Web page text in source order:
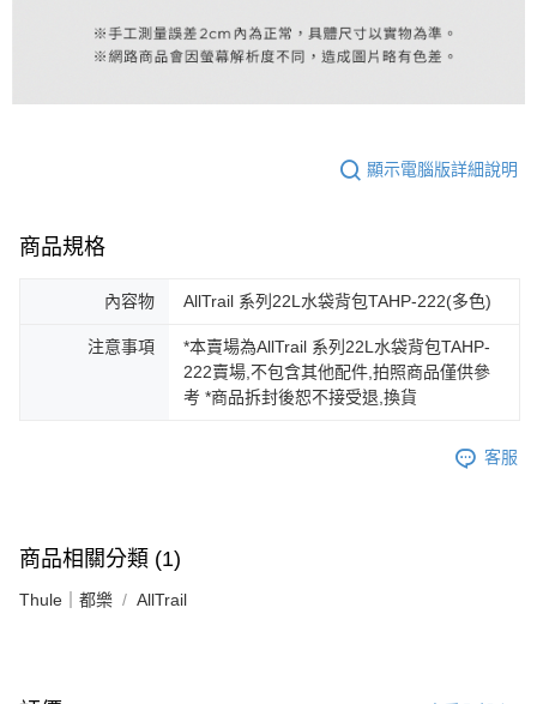
顯示電腦版詳細說明
商品規格
內容物 AllTrail 系列22L水袋背包TAHP-222(多色)
注意事項
*本賣場為AllTrail 系列22L水袋背包TAHP-
222賣場,不包含其他配件,拍照商品僅供參
考 *商品拆封後恕不接受退,換貨
客服
商品相關分類 (1)
Thule｜都樂 AllTrail